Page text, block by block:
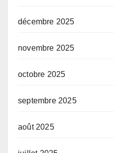
décembre 2025
novembre 2025
octobre 2025
septembre 2025
août 2025